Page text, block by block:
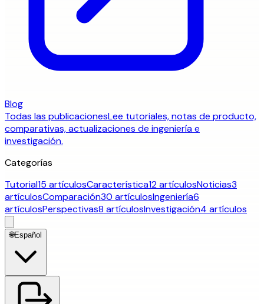
Blog
Todas las publicacionesLee tutoriales, notas de producto,
comparativas, actualizaciones de ingeniería e
investigación.
Categorías
Tutorial15 artículosCaracterística12 artículosNoticias3
artículosComparación30 artículosIngeniería6
artículosPerspectivas8 artículosInvestigación4 artículos
🌐Español